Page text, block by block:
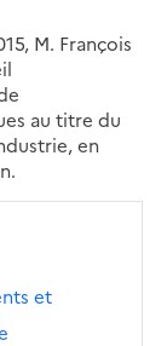
M. François
au titre du
en
et